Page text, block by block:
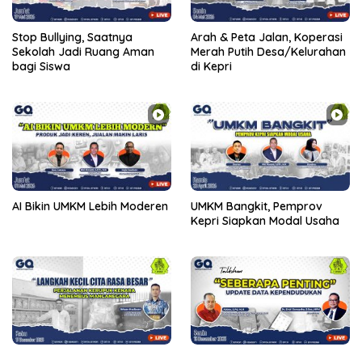
Stop Bullying, Saatnya
Sekolah Jadi Ruang Aman
bagi Siswa
Arah & Peta Jalan, Koperasi
Merah Putih Desa/Kelurahan
di Kepri
AI Bikin UMKM Lebih Moderen
UMKM Bangkit, Pemprov
Kepri Siapkan Modal Usaha